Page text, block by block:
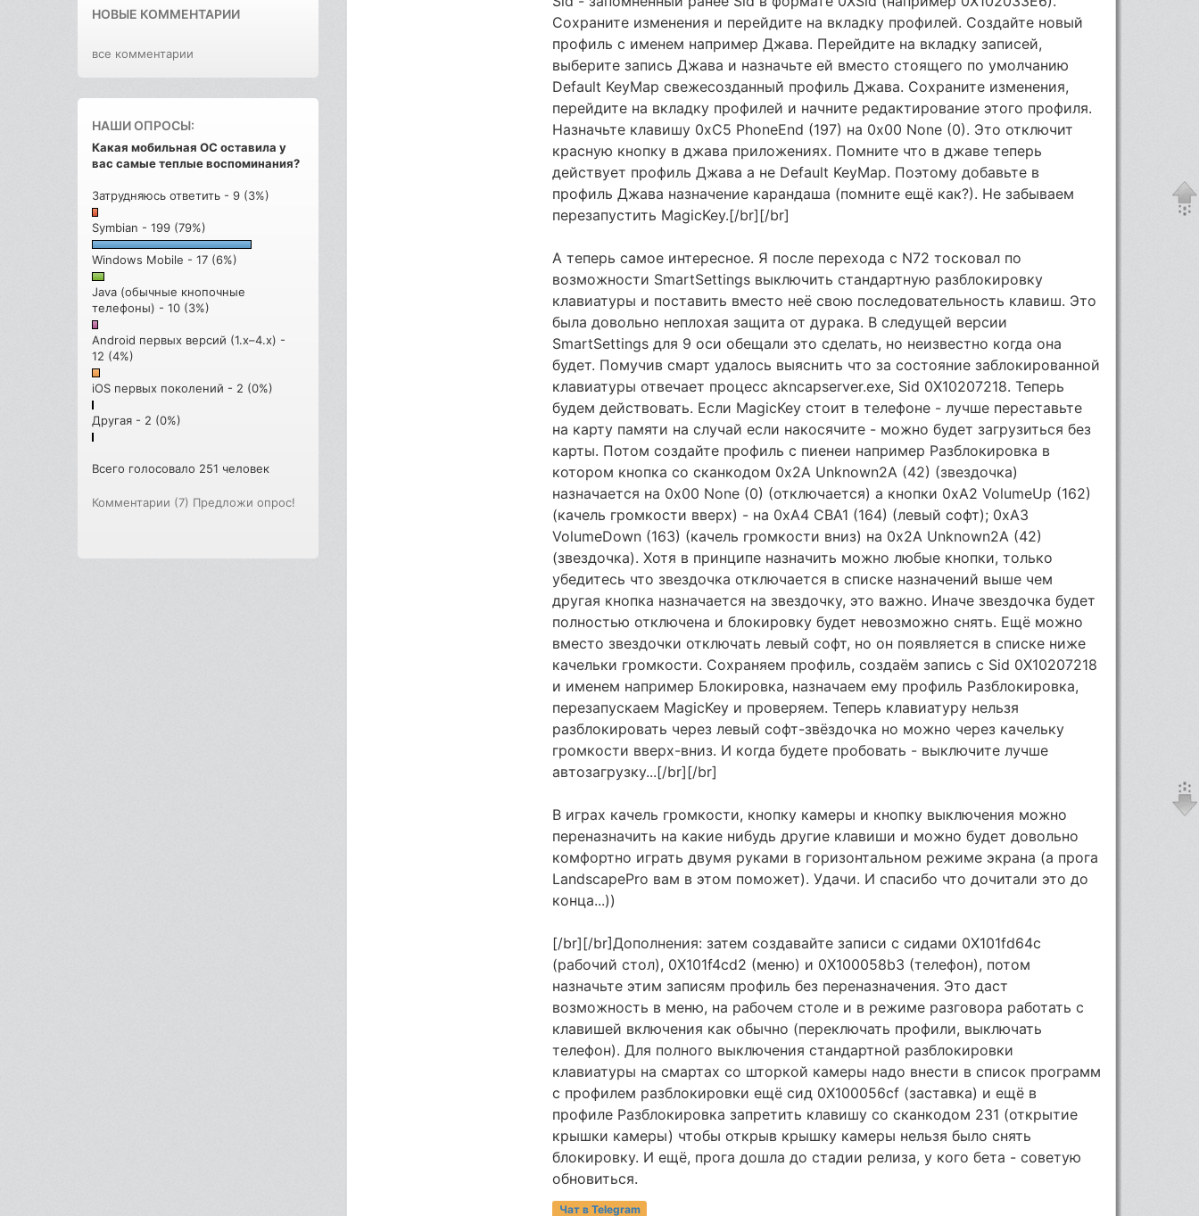
НОВЫЕ КОММЕНТАРИИ
все комментарии
НАШИ ОПРОСЫ:
Какая мобильная ОС оставила у
вас самые теплые воспоминания?
Затрудняюсь ответить - 9 (3%)
Symbian - 199 (79%)
Windows Mobile - 17 (6%)
Java (обычные кнопочные
телефоны) - 10 (3%)
Android первых версий (1.x–4.x) -
12 (4%)
iOS первых поколений - 2 (0%)
Другая - 2 (0%)
Всего голосовало 251 человек
Комментарии (7) Предложи опрос!
Сохраните изменения и перейдите на вкладку профилей. Создайте новый
профиль с именем например Джава. Перейдите на вкладку записей,
выберите запись Джава и назначьте ей вместо стоящего по умолчанию
Default KeyMap свежесозданный профиль Джава. Сохраните изменения,
перейдите на вкладку профилей и начните редактирование этого профиля.
Назначьте клавишу 0xC5 PhoneEnd (197) на 0x00 None (0). Это отключит
красную кнопку в джава приложениях. Помните что в джаве теперь
действует профиль Джава а не Default KeyMap. Поэтому добавьте в
профиль Джава назначение карандаша (помните ещё как?). Не забываем
перезапустить MagicKey.[/br][/br]
А теперь самое интересное. Я после перехода с N72 тосковал по
возможности SmartSettings выключить стандартную разблокировку
клавиатуры и поставить вместо неё свою последовательность клавиш. Это
была довольно неплохая защита от дурака. В следущей версии
SmartSettings для 9 оси обещали это сделать, но неизвестно когда она
будет. Помучив смарт удалось выяснить что за состояние заблокированной
клавиатуры отвечает процесс akncapserver.exe, Sid 0X10207218. Теперь
будем действовать. Если MagicKey стоит в телефоне - лучше переставьте
на карту памяти на случай если накосячите - можно будет загрузиться без
карты. Потом создайте профиль с пиенеи например Разблокировка в
котором кнопка со сканкодом 0x2A Unknown2A (42) (звездочка)
назначается на 0x00 None (0) (отключается) а кнопки 0xA2 VolumeUp (162)
(качель громкости вверх) - на 0xA4 CBA1 (164) (левый софт); 0xA3
VolumeDown (163) (качель громкости вниз) на 0x2A Unknown2A (42)
(звездочка). Хотя в принципе назначить можно любые кнопки, только
убедитесь что звездочка отключается в списке назначений выше чем
другая кнопка назначается на звездочку, это важно. Иначе звездочка будет
полностью отключена и блокировку будет невозможно снять. Ещё можно
вместо звездочки отключать левый софт, но он появляется в списке ниже
качельки громкости. Сохраняем профиль, создаём запись с Sid 0X10207218
и именем например Блокировка, назначаем ему профиль Разблокировка,
перезапускаем MagicKey и проверяем. Теперь клавиатуру нельзя
разблокировать через левый софт-звёздочка но можно через качельку
громкости вверх-вниз. И когда будете пробовать - выключите лучше
автозагрузку...[/br][/br]
В играх качель громкости, кнопку камеры и кнопку выключения можно
переназначить на какие нибудь другие клавиши и можно будет довольно
комфортно играть двумя руками в горизонтальном режиме экрана (а прога
LandscapePro вам в этом поможет). Удачи. И спасибо что дочитали это до
конца...))
[/br][/br]Дополнения: затем создавайте записи с сидами 0X101fd64c
(рабочий стол), 0X101f4cd2 (меню) и 0X100058b3 (телефон), потом
назначьте этим записям профиль без переназначения. Это даст
возможность в меню, на рабочем столе и в режиме разговора работать с
клавишей включения как обычно (переключать профили, выключать
телефон). Для полного выключения стандартной разблокировки
клавиатуры на смартах со шторкой камеры надо внести в список программ
с профилем разблокировки ещё сид 0X100056cf (заставка) и ещё в
профиле Разблокировка запретить клавишу со сканкодом 231 (открытие
крышки камеры) чтобы открыв крышку камеры нельзя было снять
блокировку. И ещё, прога дошла до стадии релиза, у кого бета - советую
обновиться.
Чат в Telegram